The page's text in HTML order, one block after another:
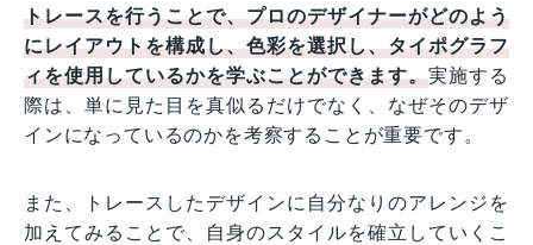
トレースを行うことで、プロのデザイナーがどのよう
にレイアウトを構成し、色彩を選択し、タイポグラフ
ィを使用しているかを学ぶことができます。実施する
際は、単に見た目を真似るだけでなく、なぜそのデザ
インになっているのかを考察することが重要です。
また、トレースしたデザインに自分なりのアレンジを
加えてみることで、自身のスタイルを確立していくこ